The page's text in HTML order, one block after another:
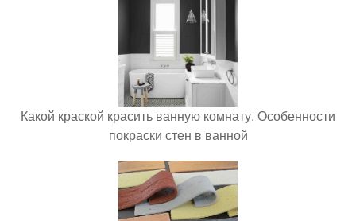
Какой краской красить ванную комнату. Особенности
покраски стен в ванной